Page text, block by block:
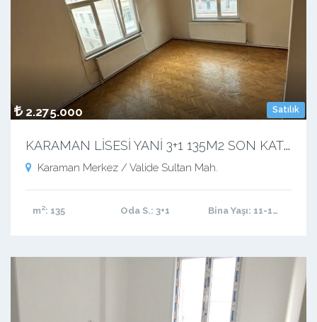
Satılık
2.275.000
K
ARAMAN LİSESİ YANİ 3+1 135M2 SON KAT 4.KAT
Karaman Merkez / Valide Sultan Mah.
m²: 135 Oda S.: 3+1 Bina Yaşı: 11-15 arası